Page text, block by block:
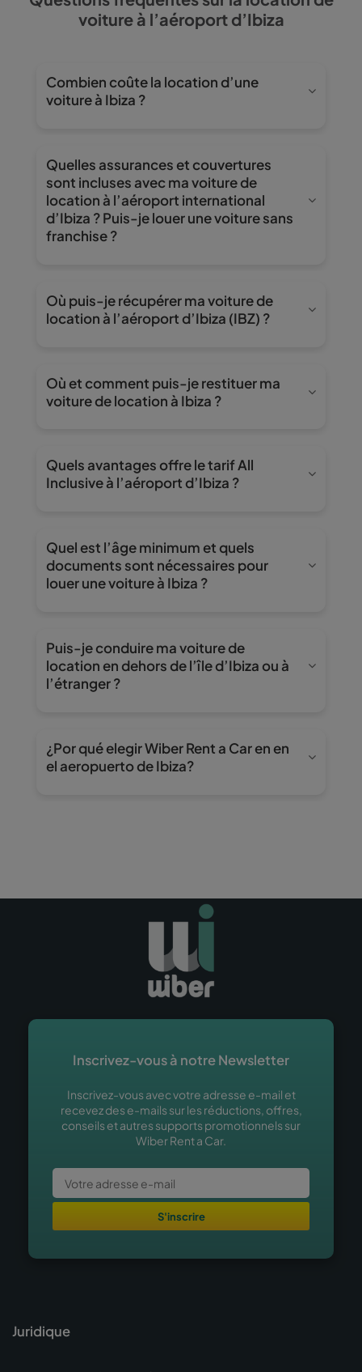
voiture à l’aéroport d’Ibiza
Combien coûte la location d’une
voiture à Ibiza ?
siempre te mostramos el precio final desde el
primer momento, sin costes ocultos ni
sorpresas al recoger tu coche de alquiler en
Quelles assurances et couvertures
sont incluses avec ma voiture de
location à l’aéroport international
d’Ibiza ? Puis-je louer une voiture sans
franchise ?
montant varie selon la catégorie du véhicule. Si
vous souhaitez conduire en toute tranquillité, le
sans dépôt de garantie et avec un service
prioritaire au comptoir ainsi que dans la navette
Où puis-je récupérer ma voiture de
location à l’aéroport d’Ibiza (IBZ) ?
votre arrivée, notre navette gratuite viendra
vous chercher au terminal et vous conduira à
confortablement.
Où et comment puis-je restituer ma
voiture de location à Ibiza ?
effectuée pendant les horaires d’ouverture
dans notre bureau d’Ibiza, situé à côté de
Quels avantages offre le tarif All
Inclusive à l’aéroport d’Ibiza ?
franchise, sans dépôt de garantie et d’un
service prioritaire au comptoir et dans la
navette. C’est l’option la plus pratique et la plus
Quel est l’âge minimum et quels
documents sont nécessaires pour
louer une voiture à Ibiza ?
conduire depuis au moins un an. Pour retirer le
véhicule, vous aurez simplement besoin de
votre permis valide, d’une pièce d’identité ou
Puis-je conduire ma voiture de
location en dehors de l’île d’Ibiza ou à
l’étranger ?
embarquer sur des ferries, de les transporter
vers la péninsule ou d’autres îles, ni de sortir du
¿Por qué elegir Wiber Rent a Car en en
el aeropuerto de Ibiza?
profiterez d’un service rapide et efficace,
conçu pour que votre séjour à Ibiza commence
Inscrivez-vous à notre Newsletter
Inscrivez-vous avec votre adresse e-mail et
recevez des e-mails sur les réductions, offres,
conseils et autres supports promotionnels sur
Wiber Rent a Car.
S'inscrire
Juridique